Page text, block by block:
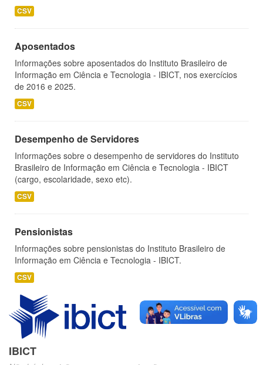
CSV
Aposentados
Informações sobre aposentados do Instituto Brasileiro de
Informação em Ciência e Tecnologia - IBICT, nos exercícios
de 2016 e 2025.
CSV
Desempenho de Servidores
Informações sobre o desempenho de servidores do Instituto
Brasileiro de Informação em Ciência e Tecnologia - IBICT
(cargo, escolaridade, sexo etc).
CSV
Pensionistas
Informações sobre pensionistas do Instituto Brasileiro de
Informação em Ciência e Tecnologia - IBICT.
CSV
IBICT